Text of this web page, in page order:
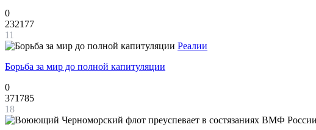
0
232177
11
Реалии
Борьба за мир до полной капитуляции
0
371785
18